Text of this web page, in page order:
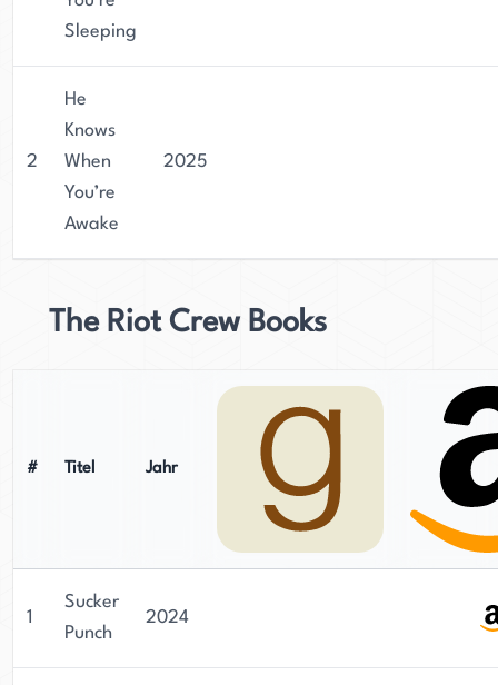
Sleeping
2
He
Knows
When
You’re
Awake
2025
The Riot Crew Books
# Titel Jahr
1
Sucker
Punch
2024